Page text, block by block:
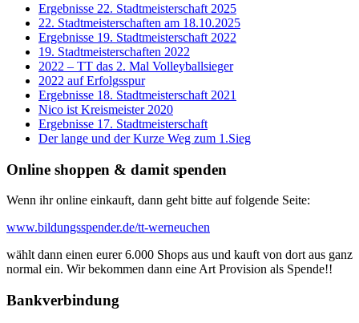
Ergebnisse 22. Stadtmeisterschaft 2025
22. Stadtmeisterschaften am 18.10.2025
Ergebnisse 19. Stadtmeisterschaft 2022
19. Stadtmeisterschaften 2022
2022 – TT das 2. Mal Volleyballsieger
2022 auf Erfolgsspur
Ergebnisse 18. Stadtmeisterschaft 2021
Nico ist Kreismeister 2020
Ergebnisse 17. Stadtmeisterschaft
Der lange und der Kurze Weg zum 1.Sieg
Online shoppen & damit spenden
Wenn ihr online einkauft, dann geht bitte auf folgende Seite:
www.bildungsspender.de/tt-werneuchen
wählt dann einen eurer 6.000 Shops aus und kauft von dort aus ganz
normal ein. Wir bekommen dann eine Art Provision als Spende!!
Bankverbindung